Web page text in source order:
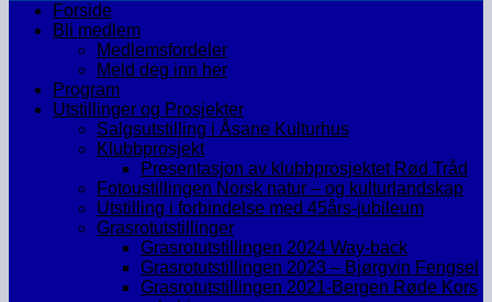
Forside
Bli medlem
Medlemsfordeler
Meld deg inn her
Program
Utstillinger og Prosjekter
Salgsutstilling i Åsane Kulturhus
Klubbprosjekt
Presentasjon av klubbprosjektet Rød Tråd
Fotoustillingen Norsk natur – og kulturlandskap
Utstilling i forbindelse med 45års-jubileum
Grasrotutstillinger
Grasrotutstillingen 2024 Way-back
Grasrotutstillingen 2023 – Bjørgvin Fengsel
Grasrotutstillingen 2021-Bergen Røde Kors